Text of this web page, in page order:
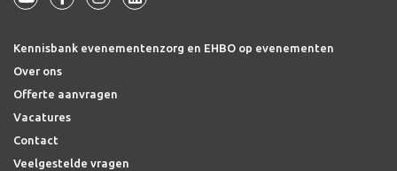
Kennisbank evenementenzorg en EHBO op evenementen
Over ons
Offerte aanvragen
Vacatures
Contact
Veelgestelde vragen